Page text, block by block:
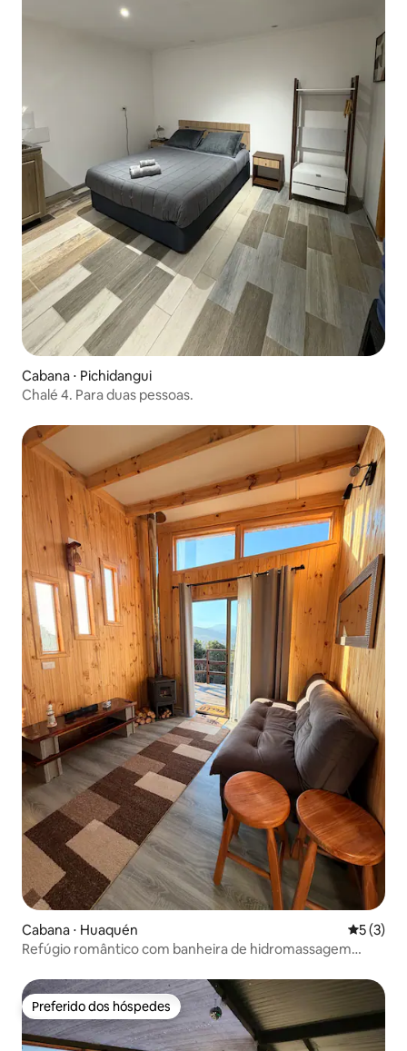
Cabana ⋅ Pichidangui
Chalé 4. Para duas pessoas.
Cabana ⋅ Huaquén 5 de
5 (3)
Refúgio romântico com banheira de hidromassagem
Preferido dos hóspedes
Preferido dos hóspedes